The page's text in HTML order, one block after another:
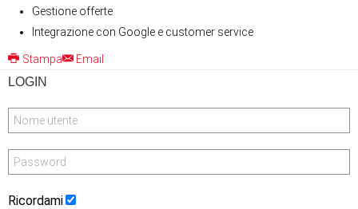
Gestione offerte
Integrazione con Google e customer service
Stampa Email
LOGIN
Ricordami